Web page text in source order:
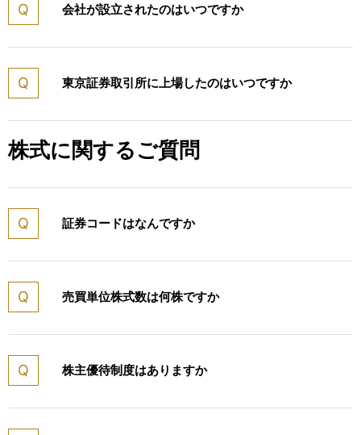
会社が設立されたのはいつですか
東京証券取引所に上場したのはいつですか
株式に関するご質問
証券コードはなんですか
売買単位株式数は何株ですか
株主優待制度はありますか